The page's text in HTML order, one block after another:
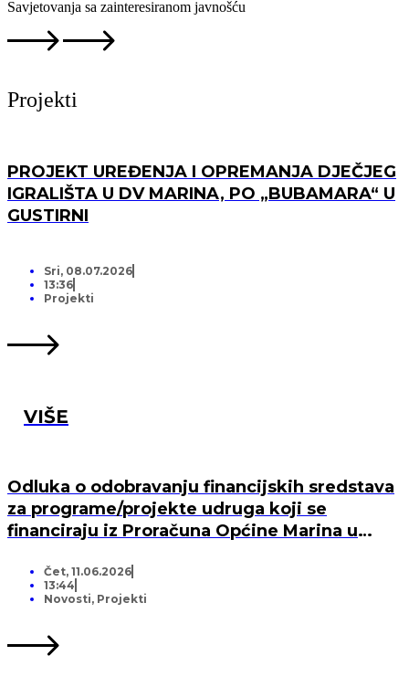
Savjetovanja sa zainteresiranom javnošću
Projekti
PROJEKT UREĐENJA I OPREMANJA DJEČJEG
IGRALIŠTA U DV MARINA, PO „BUBAMARA“ U
GUSTIRNI
Sri, 08.07.2026
13:36
Projekti
VIŠE
Odluka o odobravanju financijskih sredstava
za programe/projekte udruga koji se
financiraju iz Proračuna Općine Marina u
Čet, 11.06.2026
13:44
Novosti, Projekti